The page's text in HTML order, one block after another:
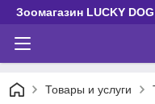
Зоомагазин LUCKY
Товары и услуги